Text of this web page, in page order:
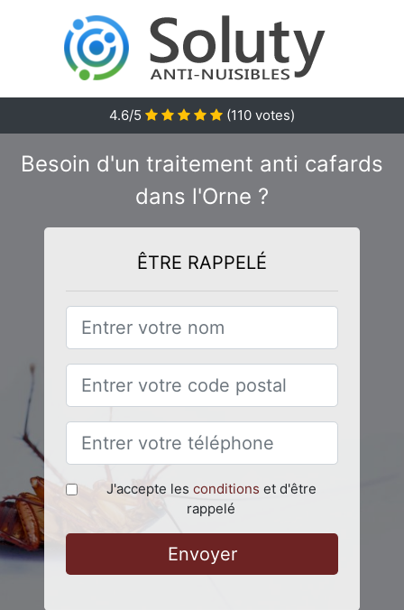
4.6/5 (110 votes)
Besoin d'un traitement anti cafards
dans l'Orne ?
ÊTRE RAPPELÉ
J'accepte les conditions et d'être
rappelé
Envoyer